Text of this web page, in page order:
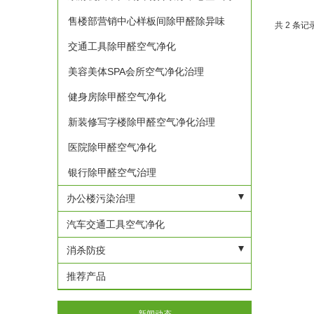
共 2 条记
售楼部营销中心样板间除甲醛除异味
交通工具除甲醛空气净化
美容美体SPA会所空气净化治理
健身房除甲醛空气净化
新装修写字楼除甲醛空气净化治理
医院除甲醛空气净化
银行除甲醛空气治理
办公楼污染治理
企事业单位除甲醛空气净化治理
办公区域除甲醛空气净化治理
汽车交通工具空气净化
消杀防疫
公共场所消杀防疫
家庭消杀防疫
推荐产品